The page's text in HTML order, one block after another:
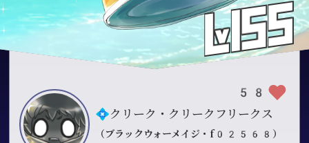
58
💠クリーク・クリークフリークス
（ブラックウォーメイジ・f02568）